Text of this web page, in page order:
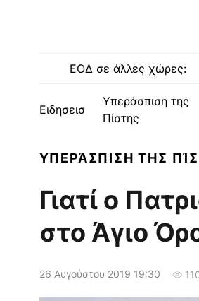
ΕΟΔ σε άλλες χώρες:
Ειδησεισ
Υπεράσπιση της
Πίστης
ΥΠΕΡΆΣΠΙΣΗ ΤΗΣ
Γιατί ο
στο Άγιο
26 Αυγούστου 2019 19:30